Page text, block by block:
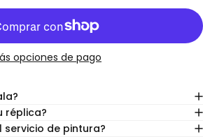
opciones de pago
réplica?
servicio de pintura?